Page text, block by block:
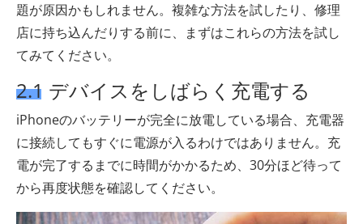
題が原因かもしれません。複雑な方法を試したり、修理
店に持ち込んだりする前に、まずはこれらの方法を試し
てみてください。
2.1 デバイスをしばらく充電する
iPhoneのバッテリーが完全に放電している場合、充電器
に接続してもすぐに電源が入るわけではありません。充
電が完了するまでに時間がかかるため、30分ほど待って
から再度状態を確認してください。